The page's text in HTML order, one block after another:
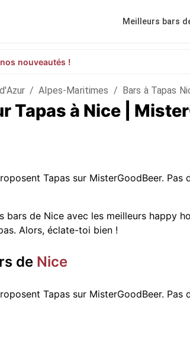
Meilleurs bars
nouveautés !
/ Alpes-Maritimes / Bars à Tapas
Tapas à Nice |
Tapas sur MisterGoodBeer.
bars de Nice avec les meilleurs happy
Alors, éclate-toi bien !
de Nice
Tapas sur MisterGoodBeer.